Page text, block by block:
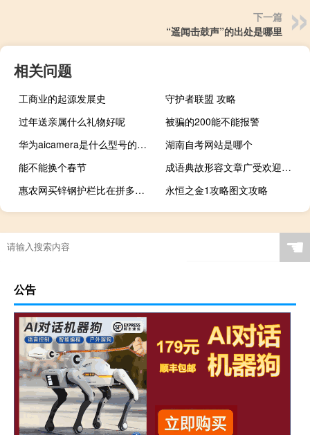
下一篇
“遥闻击鼓声”的出处是哪里
相关问题
工商业的起源发展史
守护者联盟 攻略
过年送亲属什么礼物好呢
被骗的200能不能报警
华为aicamera是什么型号的手机
湖南自考网站是哪个
能不能换个春节
成语典故形容文章广受欢迎（成语典故形容文章广受欢迎）
惠农网买锌钢护栏比在拼多多上买锌钢护栏更好吗 锌钢阳台护栏价格
永恒之金1攻略图文攻略
florence攻略碰撞
☚
公告